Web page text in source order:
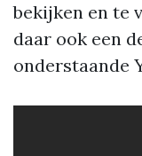
bekijken en te
daar ook een
onderstaande